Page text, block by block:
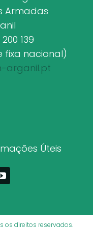
Armadas
139
nacional)
arganil.pt
Úteis
os direitos reservados.